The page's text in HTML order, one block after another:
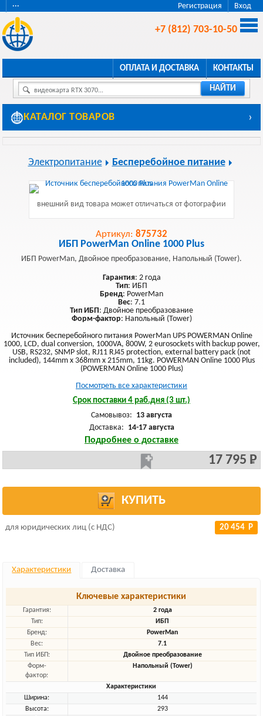
Регистрация Вход
···
+7 (812) 703-10-50
ОПЛАТА И ДОСТАВКА КОНТАКТЫ
видеокарта RTX 3070... НАЙТИ
КАТАЛОГ ТОВАРОВ ›
Электропитание Бесперебойное питание
внешний вид товара может отличаться от фотографии
Артикул: 875732
ИБП PowerMan Online 1000 Plus
ИБП PowerMan, Двойное преобразование, Напольный (Tower).
Гарантия: 2 года
Тип: ИБП
Бренд: PowerMan
Вес: 7.1
Тип ИБП: Двойное преобразование
Форм-фактор: Напольный (Tower)
Источник бесперебойного питания PowerMan UPS POWERMAN Online
1000, LCD, dual conversion, 1000VA, 800W, 2 eurosockets with backup power,
USB, RS232, SNMP slot, RJ11 RJ45 protection, external battery pack (not
included), 144mm x 368mm x 215mm, 11kg. POWERMAN Online 1000 Plus
(POWERMAN Online 1000 Plus)
Посмотреть все характеристики
Срок поставки 4 раб.дня (3 шт.)
Самовывоз: 13 августа
Доставка: 14-17 августа
Подробнее о доставке
17 795 Р
КУПИТЬ
для юридических лиц (с НДС) 20 454 Р
Характеристики Доставка
Ключевые характеристики
Гарантия:
2 года
Тип:
ИБП
Бренд:
PowerMan
Вес:
7.1
Тип ИБП:
Двойное преобразование
Форм-
фактор:
Напольный (Tower)
Характеристики
Ширина:
144
Высота:
293